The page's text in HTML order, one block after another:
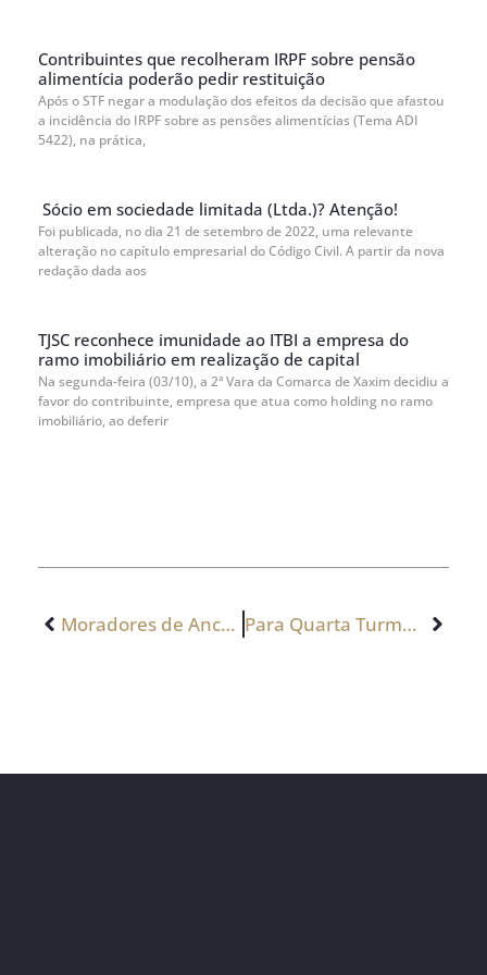
Contribuintes que recolheram IRPF sobre pensão
alimentícia poderão pedir restituição
Após o STF negar a modulação dos efeitos da decisão que afastou
a incidência do IRPF sobre as pensões alimentícias (Tema ADI
5422), na prática,
Sócio em sociedade limitada (Ltda.)? Atenção!
Foi publicada, no dia 21 de setembro de 2022, uma relevante
alteração no capítulo empresarial do Código Civil. A partir da nova
redação dada aos
TJSC reconhece imunidade ao ITBI a empresa do
ramo imobiliário em realização de capital
Na segunda-feira (03/10), a 2ª Vara da Comarca de Xaxim decidiu a
favor do contribuinte, empresa que atua como holding no ramo
imobiliário, ao deferir
Moradores de Anchieta/SC recebem escrituras de seus imóveis obtidas pelo programa Lar Legal Para Quarta Turma, cláusula resolutiva expressa em contrato imobiliário dispensa ação para rescisão por falta de pagamento